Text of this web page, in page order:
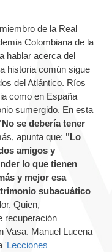
de la Real
Colombiana de la
hablar acerca del
historia común sigue
del Atlántico. Ríos
como en España
sumergido. En esta
se debería tener
apunta que: "Lo
amigos y
lo que tienen
y mejor esa
subacuático
Quien,
recuperación
Vasa. Manuel Lucena
'Lecciones